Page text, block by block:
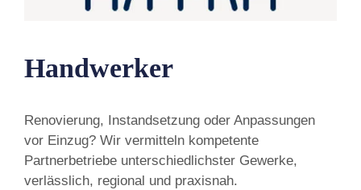
Handwerker
Renovierung, Instandsetzung oder Anpassungen
vor Einzug? Wir vermitteln kompetente
Partnerbetriebe unterschiedlichster Gewerke,
verlässlich, regional und praxisnah.